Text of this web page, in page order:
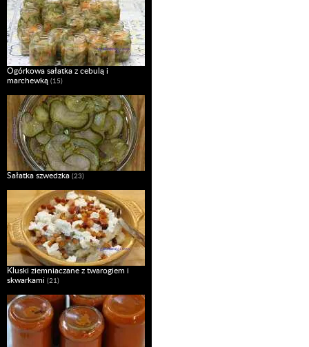
Ogórkowa sałatka z cebulą i
marchewką (15)
Sałatka szwedzka (23)
Kluski ziemniaczane z twarogiem i
skwarkami (21)